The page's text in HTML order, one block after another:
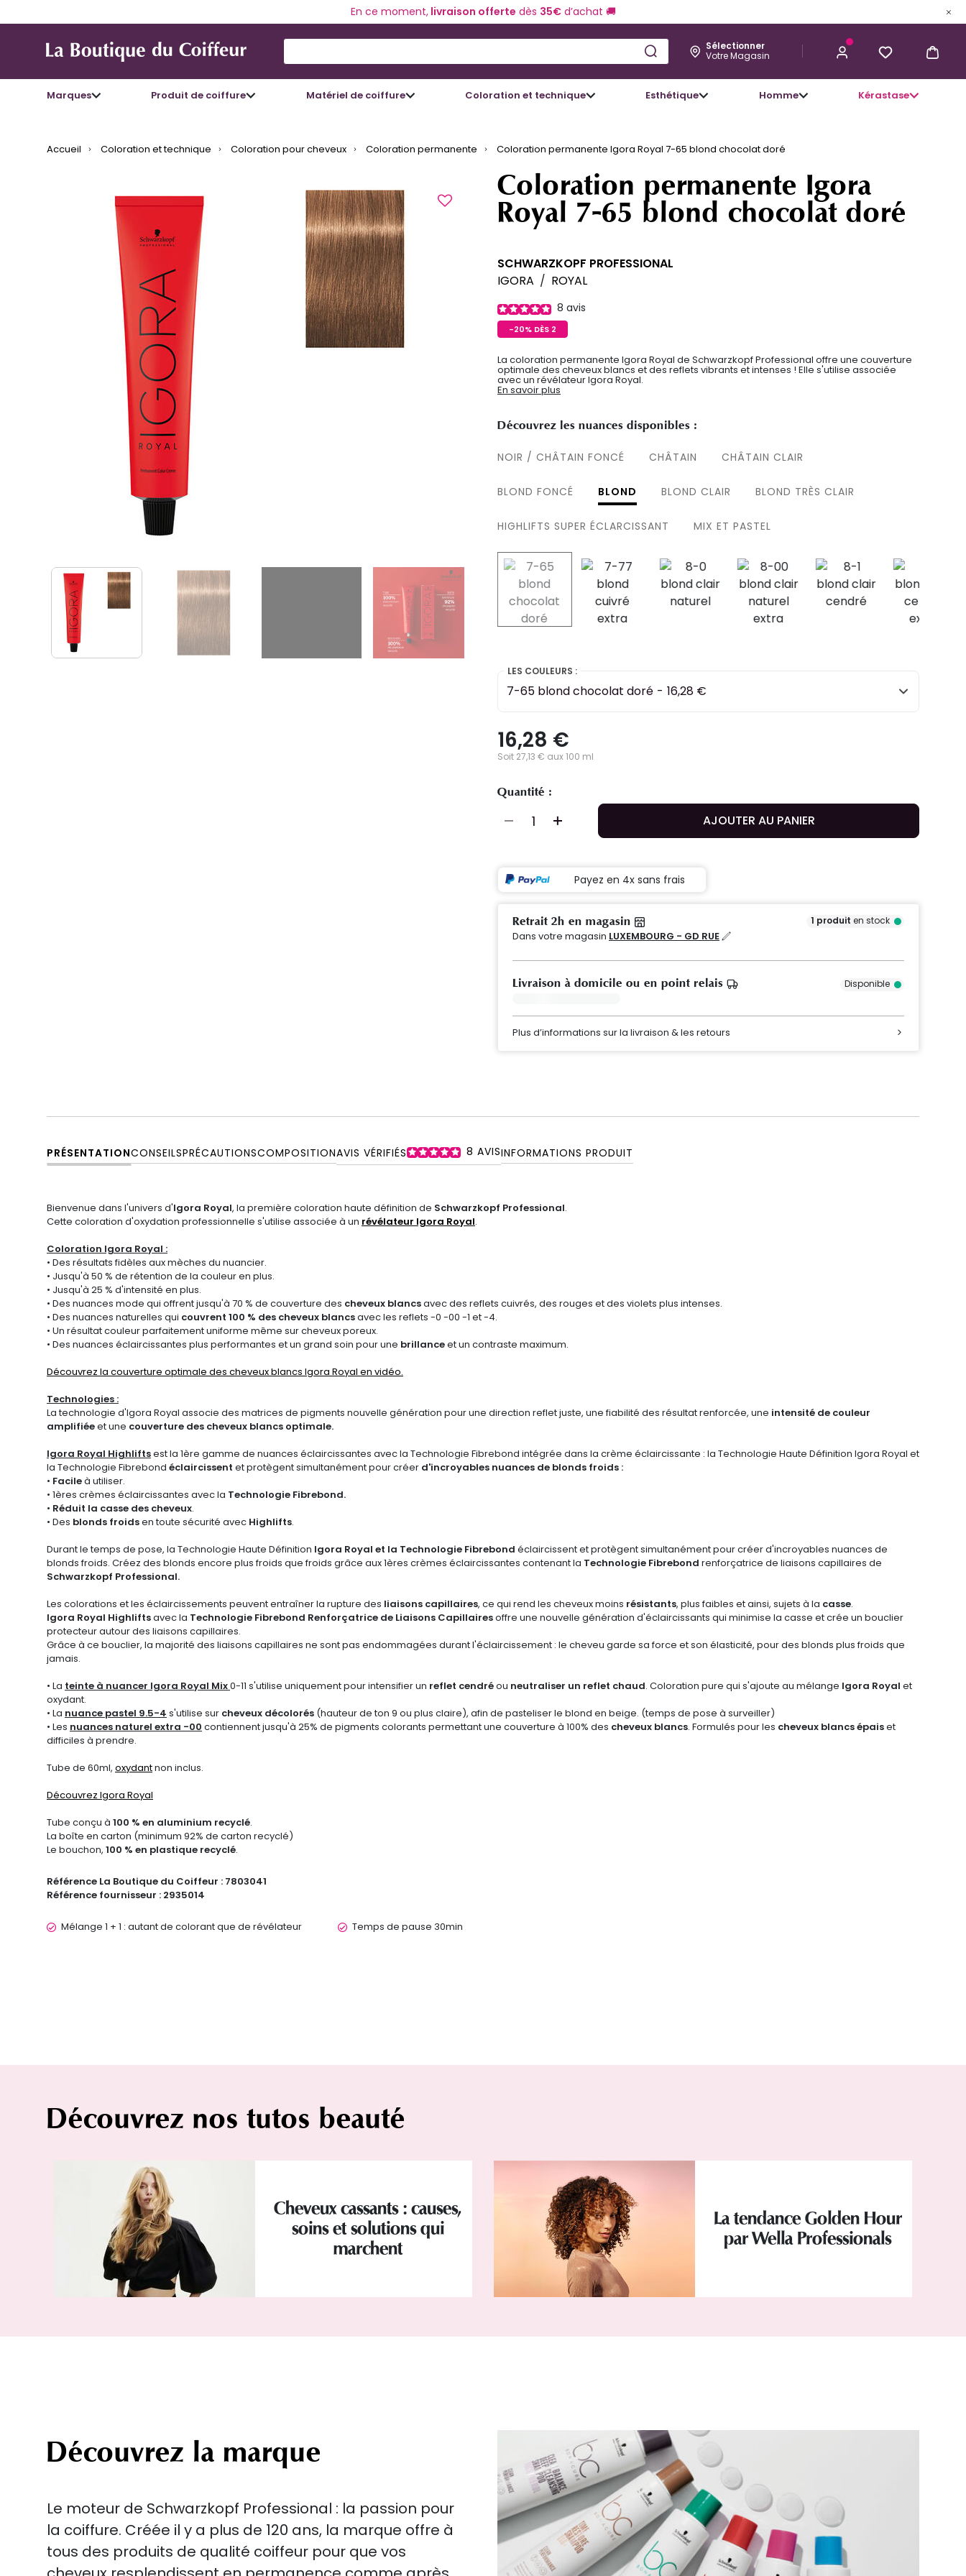
En ce moment,livraison offerte dès 35€d’achat 🚚
Sélectionner
Votre Magasin
Marques Produit de coiffure Matériel de coiffure Coloration et technique Esthétique Homme Kérastase
J’ACHÈTE
Accueil Coloration et technique Coloration pour cheveux Coloration permanente Coloration permanente Igora Royal 7-65 blond chocolat doré
Coloration permanente Igora
Royal 7-65 blond chocolat doré
SCHWARZKOPF PROFESSIONAL
IGORA / ROYAL
8 avis
-20% DÈS 2
La coloration permanente Igora Royal de Schwarzkopf Professional offre une couverture
optimale des cheveux blancs et des reflets vibrants et intenses ! Elle s'utilise associée
avec un révélateur Igora Royal.
En savoir plus
Découvrez les nuances disponibles :
NOIR / CHÂTAIN FONCÉ CHÂTAIN CHÂTAIN CLAIR
BLOND FONCÉ BLOND BLOND CLAIR BLOND TRÈS CLAIR
HIGHLIFTS SUPER ÉCLARCISSANT MIX ET PASTEL
selected
LES COULEURS :
7-65 blond chocolat doré - 16,28 €
16,28 €
Soit 27,13 € aux 100 ml
Quantité :
AJOUTER AU PANIER
Payez en 4x sans frais
Retrait 2h en magasin 1 produit en stock
Dans votre magasin LUXEMBOURG - GD RUE
Livraison à domicile ou en point relais Disponible
Plus d’informations sur la livraison & les retours
PRÉSENTATIONCONSEILSPRÉCAUTIONSCOMPOSITIONAVIS VÉRIFIÉS 8 AVISINFORMATIONS PRODUIT
Bienvenue dans l'univers d'Igora Royal, la première coloration haute définition de Schwarzkopf Professional.
Cette coloration d'oxydation professionnelle s'utilise associée à un révélateur Igora Royal.
Coloration Igora Royal :
• Des résultats fidèles aux mèches du nuancier.
• Jusqu'à 50 % de rétention de la couleur en plus.
• Jusqu'à 25 % d'intensité en plus.
• Des nuances mode qui offrent jusqu'à 70 % de couverture des cheveux blancsavec des reflets cuivrés, des rouges et des violets plus intenses.
• Des nuances naturelles qui couvrent 100 % des cheveux blancsavec les reflets -0 -00 -1 et -4.
• Un résultat couleur parfaitement uniforme même sur cheveux poreux.
• Des nuances éclaircissantes plus performantes et un grand soin pour une brillanceet un contraste maximum.
Découvrez la couverture optimale des cheveux blancs Igora Royal en vidéo.
Technologies :
La technologie d'Igora Royal associe des matrices de pigments nouvelle génération pour une direction reflet juste, une fiabilité des résultat renforcée, une intensité de couleur
amplifiéeet une couverture des cheveux blancs optimale.
Igora Royal Highliftsest la 1ère gamme de nuances éclaircissantes avec la Technologie Fibrebond intégrée dans la crème éclaircissante : la Technologie Haute Définition Igora Royal et
la Technologie Fibrebond éclaircissent et protègent simultanément pour créer d'incroyables nuances de blonds froids :
• Facileà utiliser.
• 1ères crèmes éclaircissantes avec la Technologie Fibrebond.
• Réduit la casse des cheveux.
• Des blonds froidsen toute sécurité avec Highlifts.
Durant le temps de pose, la Technologie Haute Définition Igora Royal et la Technologie Fibrebond éclaircissent et protègent simultanément pour créer d'incroyables nuances de
blonds froids. Créez des blonds encore plus froids que froids grâce aux 1ères crèmes éclaircissantes contenant la Technologie Fibrebond renforçatrice de liaisons capillaires de
Schwarzkopf Professional.
Les colorations et les éclaircissements peuvent entraîner la rupture des liaisons capillaires, ce qui rend les cheveux moins résistants, plus faibles et ainsi, sujets à la casse.
Igora Royal Highliftsavec la Technologie Fibrebond Renforçatrice de Liaisons Capillairesoffre une nouvelle génération d'éclaircissants qui minimise la casse et crée un bouclier
protecteur autour des liaisons capillaires.
Grâce à ce bouclier, la majorité des liaisons capillaires ne sont pas endommagées durant l'éclaircissement : le cheveu garde sa force et son élasticité, pour des blonds plus froids que
jamais.
• La teinte à nuancer Igora Royal Mix0-11 s'utilise uniquement pour intensifier un reflet cendréou neutraliser un reflet chaud. Coloration pure qui s'ajoute au mélange Igora Royal et
oxydant.
• La nuance pastel 9.5-4 s'utilise sur cheveux décolorés (hauteur de ton 9 ou plus claire), afin de pasteliser le blond en beige. (temps de pose à surveiller)
• Les nuances naturel extra -00 contiennent jusqu'à 25% de pigments colorants permettant une couverture à 100% des cheveux blancs. Formulés pour les cheveux blancs épaiset
difficiles à prendre.
Tube de 60ml, oxydantnon inclus.
Découvrez Igora Royal
Tube conçu à 100 % en aluminium recyclé.
La boîte en carton (minimum 92% de carton recyclé)
Le bouchon, 100 % en plastique recyclé.
Référence La Boutique du Coiffeur : 7803041
Référence fournisseur : 2935014
Mélange 1 + 1 : autant de colorant que de révélateur Temps de pause 30min
Découvrez nos tutos beauté
Cheveux cassants : causes,
soins et solutions qui
marchent
La tendance Golden Hour
par Wella Professionals
Découvrez la marque
Le moteur de Schwarzkopf Professional : la passion pour
la coiffure. Créée il y a plus de 120 ans, la marque offre à
tous des produits de qualité coiffeur pour que vos